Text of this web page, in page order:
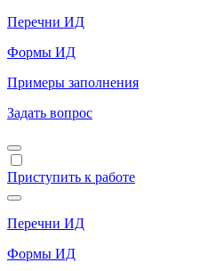
Перечни ИД
Формы ИД
Примеры заполнения
Задать вопрос
Приступить к работе
Перечни ИД
Формы ИД